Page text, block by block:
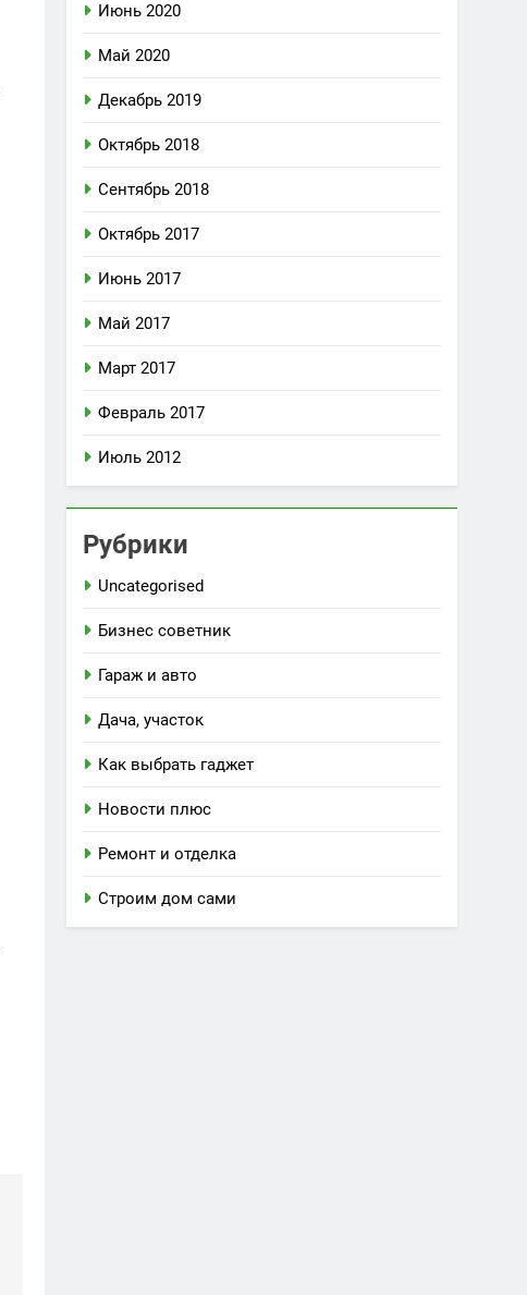
Июнь 2020
Май 2020
Декабрь 2019
Октябрь 2018
Сентябрь 2018
Октябрь 2017
Июнь 2017
Май 2017
Март 2017
Февраль 2017
Июль 2012
Рубрики
Uncategorised
Бизнес советник
Гараж и авто
Дача, участок
Как выбрать гаджет
Новости плюс
Ремонт и отделка
Строим дом сами